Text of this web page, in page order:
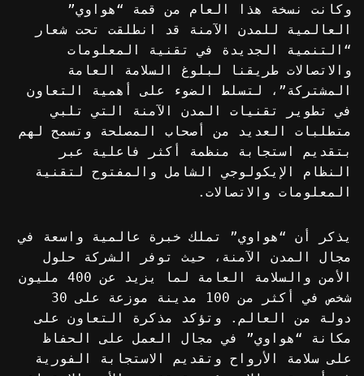
وكانت نسخة هذا العام من قمة “هواوي”
العالمية للمدن الآمنة قد انطلقت تحت شعار
“التنمية الجديدة في تقنية المعلومات
والاتصالات طريقنا لبلوغ السلامة العامة
المشتركة”، لتسلط الضوء على أهمية التعاون
في تطوير تقنيات المدن الآمنة التي تلبي
متطلبات العديد من أصحاب المصلحة وتسمح لهم
بتقديم استجابة منظمة أكثر فاعلية عبر
النظام الإيكولوجي الشامل والمفتوح لتقنية
المعلومات والاتصالات.
يذكر أن “هواوي” تملك خبرة عالمية واسعة في
مجال المدن الآمنة، حيث توفر الشركة حلول
الأمن والسلامة العامة لما يزيد عن 400 مليون
شخص في أكثر من 100 مدينة موزعة على 30
دولة من العالم. وتؤكد مذكرة التعاون على
مكانة “هواوي” في مجال العمل على الحفاظ
على سلامة الأرواح وتقديم الاستجابة الفورية